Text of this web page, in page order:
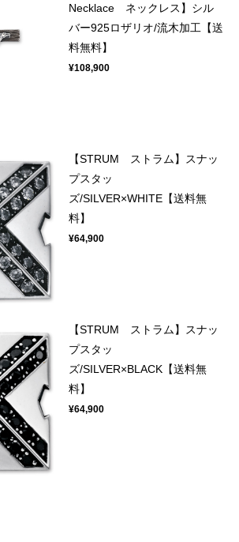
Necklace ネックレス】シル
バー925ロザリオ/流木加工【送
料無料】
¥108,900
【STRUM ストラム】スナッ
プスタッ
ズ/SILVER×WHITE【送料無
料】
¥64,900
【STRUM ストラム】スナッ
プスタッ
ズ/SILVER×BLACK【送料無
料】
¥64,900